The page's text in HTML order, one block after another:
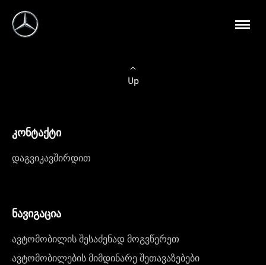
Up
კონტაქტი
დაგვიკავშირდით
ნავიგაცია
ავტომობილის შესაძენად მოგვწერეთ
ავტომობილების მიმდინარე შეთავაზებები